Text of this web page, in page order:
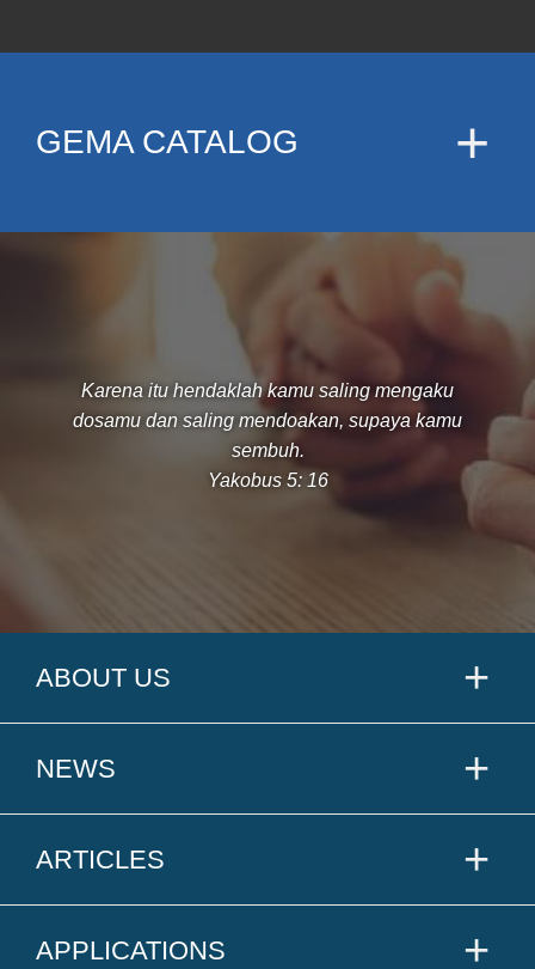
GEMA CATALOG
Karena itu hendaklah kamu saling mengaku
dosamu dan saling mendoakan, supaya kamu
sembuh.
Yakobus 5: 16
ABOUT US
NEWS
ARTICLES
APPLICATIONS